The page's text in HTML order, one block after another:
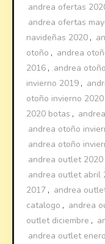
andrea ofertas
andrea ofertas
navideñas 2020 ,
otoño , andrea
2016 , andrea
invierno 2019 ,
otoño invierno
2020 botas ,
andrea otoño
andrea otoño
andrea outlet 2020
andrea outlet abril
2017 , andrea
catalogo , andrea
outlet diciembre ,
andrea outlet enero